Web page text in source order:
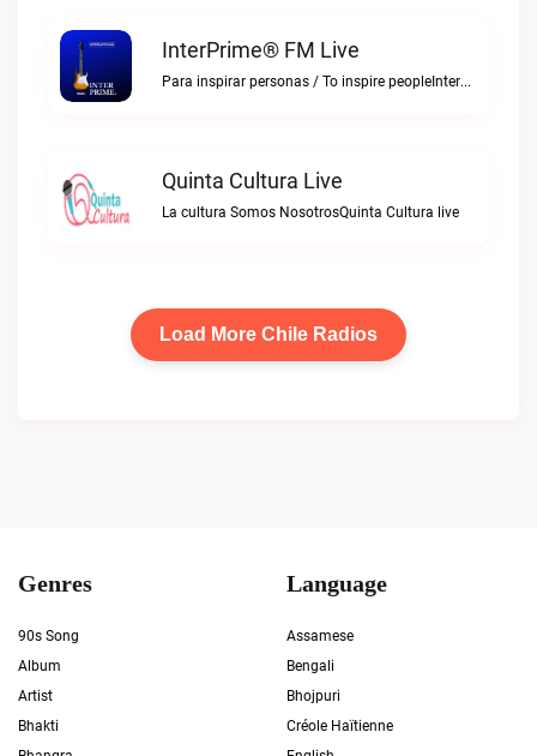
InterPrime® FM Live
Para inspirar personas / To inspire peopleInterPrime® FM live
Quinta Cultura Live
La cultura Somos NosotrosQuinta Cultura live
Load More Chile Radios
Genres
90s Song
Album
Artist
Bhakti
Language
Assamese
Bengali
Bhojpuri
Créole Haïtienne